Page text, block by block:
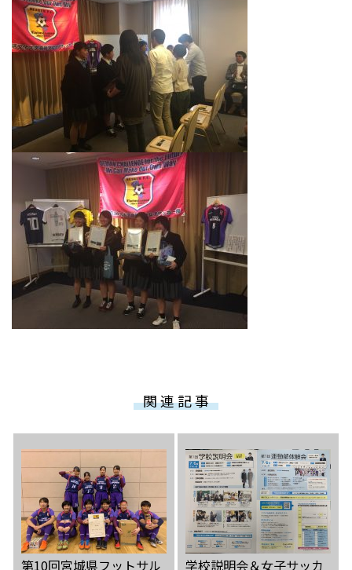
関 連 記 事
第10回宮城県フットサル 学校説明会＆女子サッカ